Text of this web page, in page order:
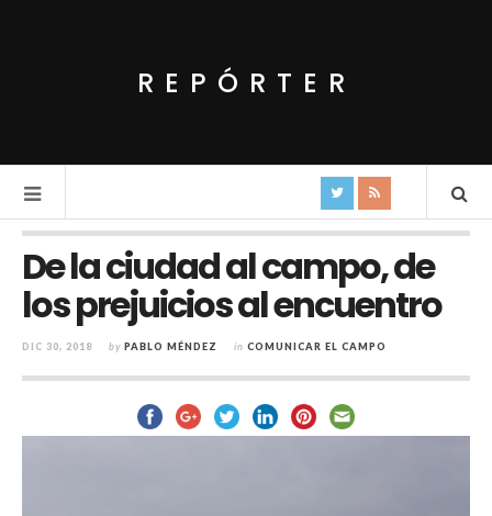
REPÓRTER
De la ciudad al campo, de
los prejuicios al encuentro
DIC 30, 2018 by PABLO MÉNDEZ in COMUNICAR EL CAMPO